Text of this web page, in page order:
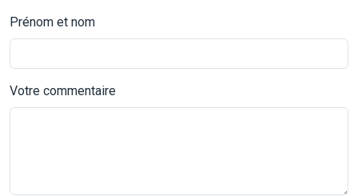
Prénom et nom
Votre commentaire